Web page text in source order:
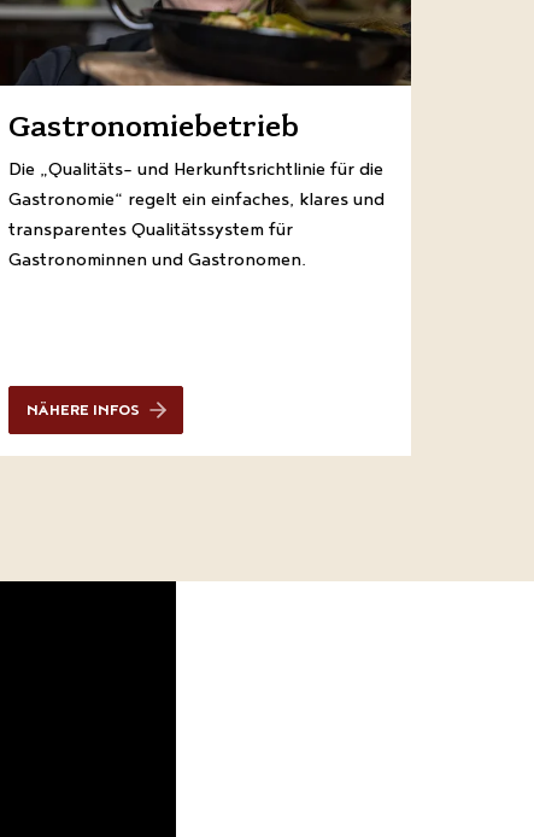
Gastronomiebetrieb
Die „Qualitäts- und Herkunftsrichtlinie für die
Gastronomie“ regelt ein einfaches, klares und
transparentes Qualitätssystem für
Gastronominnen und Gastronomen.
NÄHERE INFOS